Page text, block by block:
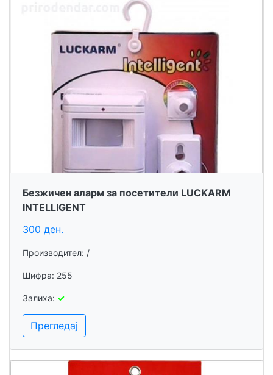
Безжичен аларм за посетители LUCKARM
INTELLIGENT
300 ден.
Производител: /
Шифра: 255
Залиха: ✓
Прегледај